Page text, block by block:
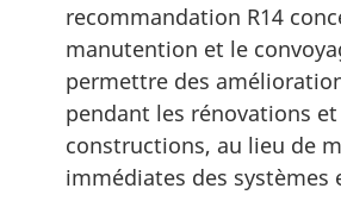
recommandation R14
manutention et le
permettre des
pendant les rénovations
constructions, au lieu de
immédiates des systèmes